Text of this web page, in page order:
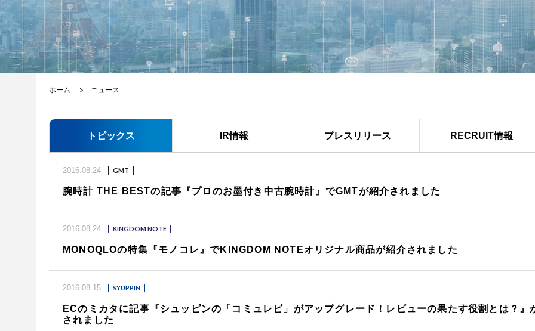
ホーム ニュース
トピックス IR情報 プレスリリース RECRUIT情報
2016.08.24 GMT
腕時計 THE BESTの記事『プロのお墨付き中古腕時計』でGMTが紹介されました
2016.08.24 KINGDOM NOTE
MONOQLOの特集『モノコレ』でKINGDOM NOTEオリジナル商品が紹介されました
2016.08.15 SYUPPIN
ECのミカタに記事『シュッピンの「コミュレビ」がアップグレード！レビューの果たす役割とは？』
されました